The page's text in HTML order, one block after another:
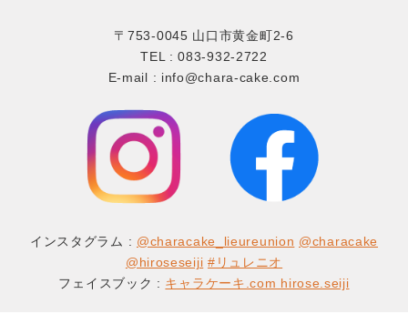
〒753-0045 山口市黄金町2-6
TEL : 083-932-2722
E-mail : info@chara-cake.com
インスタグラム : @characake_lieureunion @characake
@hiroseseiji #リュレニオ
フェイスブック : キャラケーキ.com hirose.seiji